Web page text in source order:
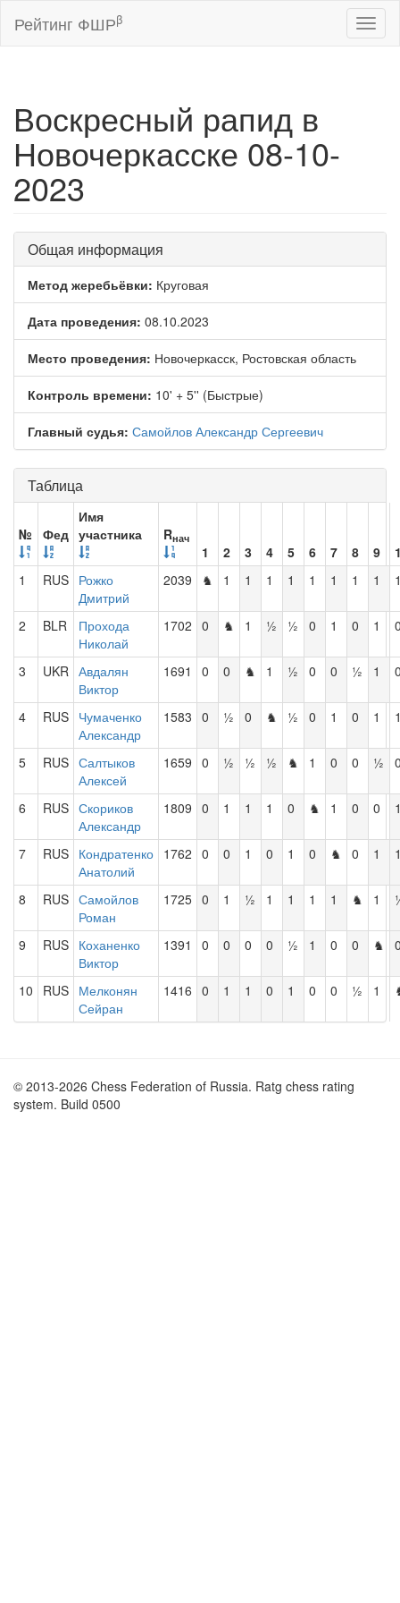
Рейтинг ФШРβ
Воскресный рапид в
Новочеркасске 08-10-
2023
Общая информация
Метод жеребьёвки: Круговая
Дата проведения: 08.10.2023
Место проведения: Новочеркасск, Ростовская область
Контроль времени: 10' + 5'' (Быстрые)
Главный судья: Самойлов Александр Сергеевич
Таблица
№ Фед
Имя
участника
Rнач
1 2 3 4 5 6 7 8 9
1
RUS Рожко
Дмитрий
2039 ♞ 1 1 1 1 1 1 1 1
2 BLR
Прохода
Николай
1702 0 ♞ 1 ½ ½ 0 1 0 1
3 UKR Авдалян
Виктор
1691 0 0 ♞ 1 ½ 0 0 ½ 1
4 RUS Чумаченко
Александр
1583 0 ½ 0 ♞ ½ 0 1 0 1
5 RUS Салтыков
Алексей
1659 0 ½ ½ ½ ♞ 1 0 0 ½
6 RUS Скориков
Александр
1809 0 1 1 1 0 ♞ 1 0 0
7 RUS Кондратенко
Анатолий
1762 0 0 1 0 1 0 ♞ 0 1
8 RUS Самойлов
Роман
1725 0 1 ½ 1 1 1 1 ♞ 1
9 RUS Коханенко
Виктор
1391 0 0 0 0 ½ 1 0 0 ♞
10 RUS Мелконян
Сейран
1416 0 1 1 0 1 0 0 ½ 1
© 2013-2026 Chess Federation of Russia. Ratg chess rating
system. Build 0500